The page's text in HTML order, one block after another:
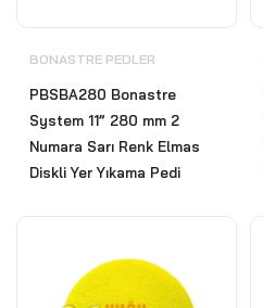
BONASTRE PEDLER
PBSBA280 Bonastre
System 11” 280 mm 2
Numara Sarı Renk Elmas
Diskli Yer Yıkama Pedi